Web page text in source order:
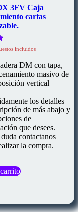
3FV Caja
cartas
incluidos
DM con tapa,
masivo de
vertical
los detalles
de más abajo y
de
que desees.
contactanos
la compra.